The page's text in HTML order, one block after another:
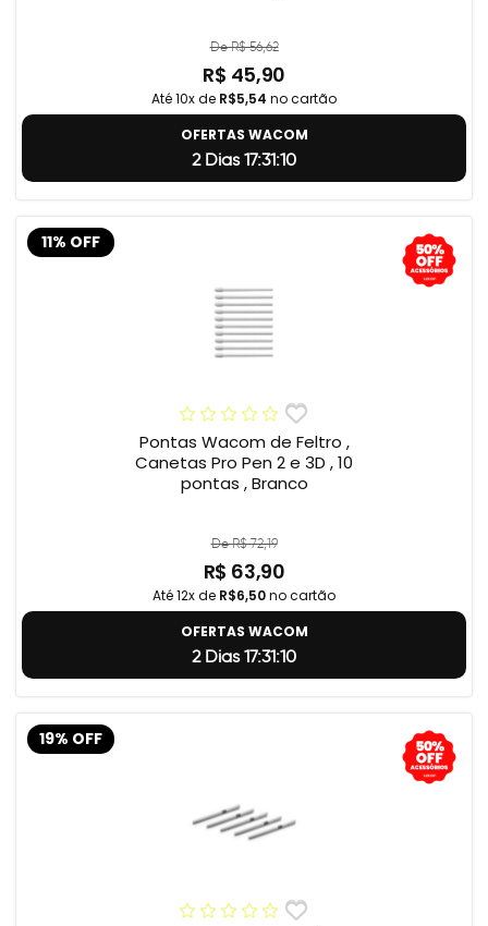
De R$ 56,62
R$ 45,90
Até 10x de R$5,54 no cartão
OFERTAS WACOM
2 Dias 17:31:9
11% OFF
Pontas Wacom de Feltro ,
Canetas Pro Pen 2 e 3D , 10
pontas , Branco
De R$ 72,19
R$ 63,90
Até 12x de R$6,50no cartão
OFERTAS WACOM
2 Dias 17:31:9
19% OFF